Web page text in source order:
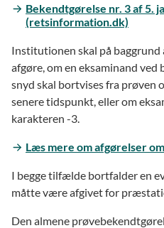
Bekendtgørelse nr. 3 af 5.
(retsinformation.dk)
Institutionen skal på
afgøre, om en eksaminand
snyd skal bortvises fra prøven
senere tidspunkt, eller om
karakteren -3.
Læs mere om afgørelser
I begge tilfælde bortfalder en
måtte være afgivet for
Den almene